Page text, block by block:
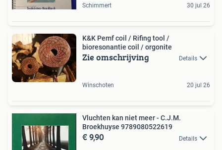
Schimmert 30 jul 26
K&K Pemf coil / Rifing tool /
bioresonantie coil / orgonite
Zie omschrijving Details
Winschoten 20 jul 26
Vluchten kan niet meer - C.J.M.
Broekhuyse 9789080522619
€ 9,90 Details